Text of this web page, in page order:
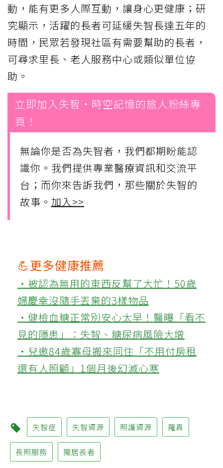
動，能有更多人際互動，讓身心更健康；研
究顯示，活躍的長者可延緩失智長達五年的
時間，民眾若發現社區有需要幫助的長者，
可尋求里長、老人服務中心或類似單位協
助。
立即加入失智・時空記憶的旅人粉絲專
頁！
無論你是否為失智者，我們都期盼能認
識你。我們提供專業醫療資訊和交流平
台；而你來告訴我們，那些關於失智的
故事。 加入>>
💪更多健康推薦
‧被認為無用的東西反幫了大忙！50歲
婦慶幸沒隨手丟棄的3樣物品
‧健檢血糖正常別安心太早！醫曝「看不
見的隱患」：失智、糖尿病風險大增
‧兒邀84歲寡母搬來同住「不用付房租
還有人照顧」1個月後幻滅心寒
失智症 失智資源 照護資源 羅真
長照服務 獨居長者